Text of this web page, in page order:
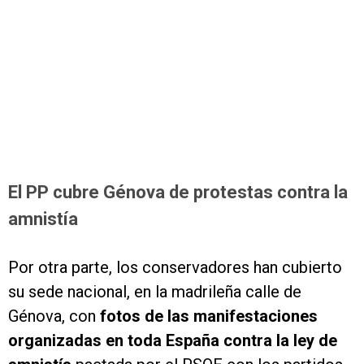
El PP cubre Génova de protestas contra la
amnistía
Por otra parte, los conservadores han cubierto
su sede nacional, en la madrileña calle de
Génova, con fotos de las manifestaciones
organizadas en toda España contra la ley de